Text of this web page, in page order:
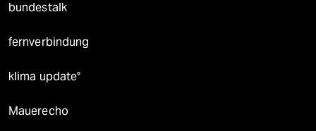
bundestalk
fernverbindung
klima update°
Mauerecho